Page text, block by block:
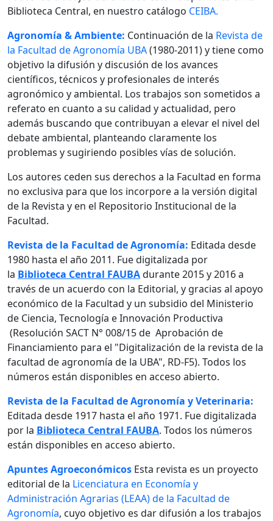
Biblioteca Central, en nuestro catálogo CEIBA.
Agronomía & Ambiente: Continuación de la Revista de
la Facultad de Agronomía UBA(1980-2011) y tiene como
objetivo la difusión y discusión de los avances
científicos, técnicos y profesionales de interés
agronómico y ambiental. Los trabajos son sometidos a
referato en cuanto a su calidad y actualidad, pero
además buscando que contribuyan a elevar el nivel del
debate ambiental, planteando claramente los
problemas y sugiriendo posibles vías de solución.
Los autores ceden sus derechos a la Facultad en forma
no exclusiva para que los incorpore a la versión digital
de la Revista y en el Repositorio Institucional de la
Facultad.
Revista de la Facultad de Agronomía: Editada desde
1980 hasta el año 2011. Fue digitalizada por
la Biblioteca Central FAUBAdurante 2015 y 2016 a
través de un acuerdo con la Editorial, y gracias al apoyo
económico de la Facultad y un subsidio del Ministerio
de Ciencia, Tecnología e Innovación Productiva
(Resolución SACT N° 008/15 de Aprobación de
Financiamiento para el "Digitalización de la revista de la
facultad de agronomía de la UBA", RD-F5). Todos los
números están disponibles en acceso abierto.
Revista de la Facultad de Agronomía y Veterinaria:
Editada desde 1917 hasta el año 1971. Fue digitalizada
por la Biblioteca Central FAUBA. Todos los números
están disponibles en acceso abierto.
Apuntes Agroeconómicos Esta revista es un proyecto
editorial de la Licenciatura en Economía y
Administración Agrarias (LEAA) de la Facultad de
Agronomía, cuyo objetivo es dar difusión a los trabajos